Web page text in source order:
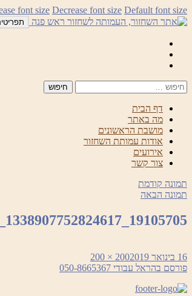
לדלג
לתוכן
font size Decrease font size Default font size
דף הבית
מה באתר
מושבת הראשונים
אודות עמותת השחזור
אירועים
צור קשר
תמונה קודמת
תמונה הבאה
19105705_1338907752824617_5503657635876294361_n
פורסם
בתאריך
16 בינואר 2019
מסך
מלא
200 × 200
ניווט
פורסם בהראל עבודי 050-8665367